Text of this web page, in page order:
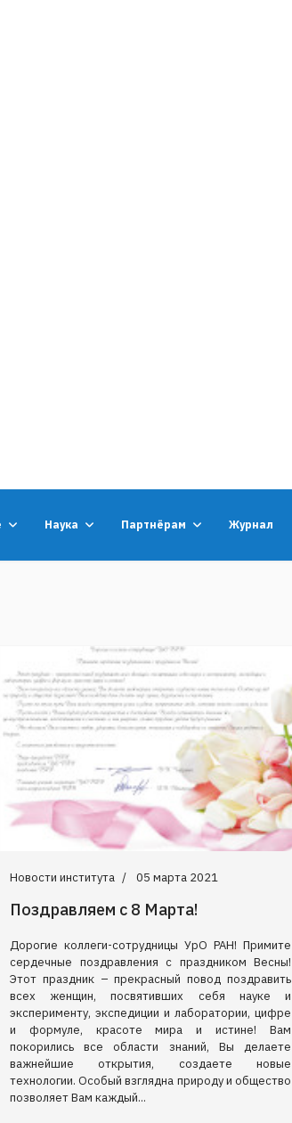
Наука Партнёрам Журнал
Новости института 05 марта 2021
Поздравляем с 8 Марта!
Дорогие коллеги-сотрудницы УрО РАН! Примите
сердечные поздравления с праздником Весны!
Этот праздник – прекрасный повод поздравить
всех женщин, посвятивших себя науке и
эксперименту, экспедиции и лаборатории, цифре
и формуле, красоте мира и истине! Вам
покорились все области знаний, Вы делаете
важнейшие открытия, создаете новые
технологии. Особый взглядна природу и общество
позволяет Вам каждый...